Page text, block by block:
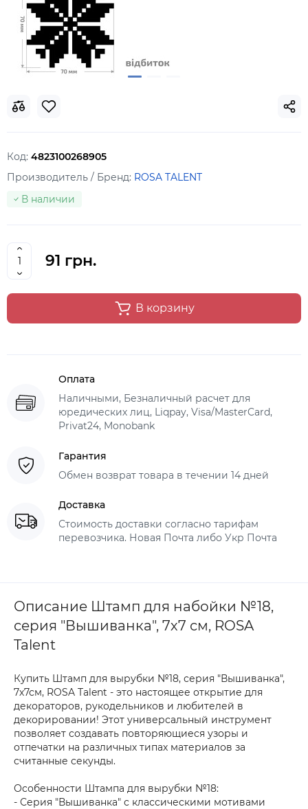
Код: 4823100268905
Производитель / Бренд: ROSA TALENT
В наличии
91 грн.
В корзину
Оплата
Наличными, Безналичный расчет для
юредических лиц, Liqpay, Visa/MasterCard,
Privat24, Monobank
Гарантия
Обмен возврат товара в течении 14 дней
Доставка
Стоимость доставки согласно тарифам
перевозчика. Новая Почта либо Укр Почта
Описание Штамп для набойки №18,
серия "Вышиванка", 7х7 см, ROSA
Talent
Купить Штамп для вырубки №18, серия "Вышиванка",
7х7см, ROSA Talent - это настоящее открытие для
декораторов, рукодельников и любителей в
декорировании! Этот универсальный инструмент
позволяет создавать повторяющиеся узоры и
отпечатки на различных типах материалов за
считанные секунды.
Особенности Штампа для вырубки №18:
- Серия "Вышиванка" с классическими мотивами